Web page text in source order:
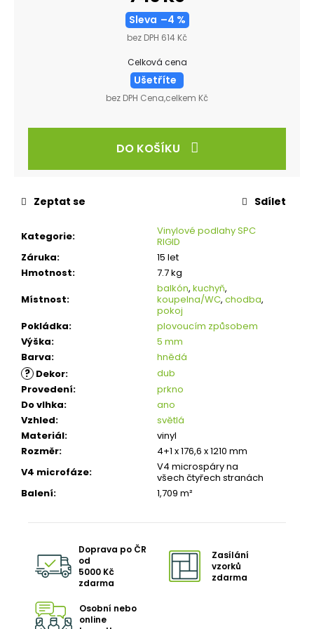
Sleva –4 %
bez DPH 614 Kč
Celková cena
Ušetříte
bez DPH Cena,celkem Kč
DO KOŠÍKU
Kategorie:
Vinylové podlahy SPC
RIGID
Záruka:
15 let
Hmotnost:
7.7 kg
Místnost:
balkón, kuchyň,
koupelna/WC, chodba,
pokoj
Pokládka:
plovoucím způsobem
Výška:
5 mm
Barva: hnědá
? Dekor:
dub
Provedení:
prkno
Do vlhka:
ano
Vzhled:
světlá
Materiál:
vinyl
Rozměr:
4+1 x 176,6 x 1210 mm
V4 microfáze:
V4 microspáry na
všech čtyřech stranách
Balení: 1,709 m²
Zeptat se Sdílet
Doprava po ČR
od
5000 Kč
zdarma
Zasílání
vzorků
zdarma
Osobní nebo
online